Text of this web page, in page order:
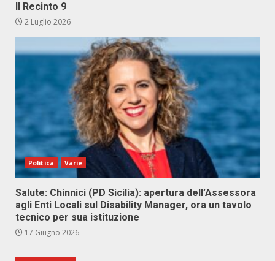
Il Recinto 9
2 Luglio 2026
Politica Varie
Salute: Chinnici (PD Sicilia): apertura dell’Assessora
agli Enti Locali sul Disability Manager, ora un tavolo
tecnico per sua istituzione
17 Giugno 2026